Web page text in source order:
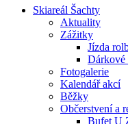
Skiareál Šachty
Aktuality
Zážitky
Jízda
Dárkové
Fotogalerie
Kalendář akcí
Běžky
Občerstvení a
Bufet U